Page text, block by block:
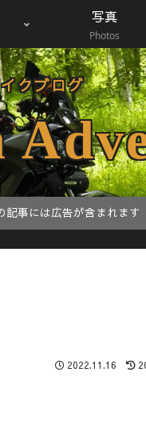
クブログ
写真
Photos
事には広告が含まれます
2022.11.16